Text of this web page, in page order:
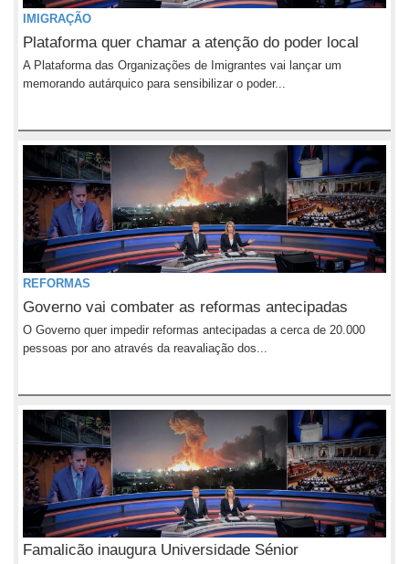
IMIGRAÇÃO
Plataforma quer chamar a atenção do poder local
A Plataforma das Organizações de Imigrantes vai lançar um
memorando autárquico para sensibilizar o poder...
REFORMAS
Governo vai combater as reformas antecipadas
O Governo quer impedir reformas antecipadas a cerca de 20.000
pessoas por ano através da reavaliação dos...
Famalicão inaugura Universidade Sénior